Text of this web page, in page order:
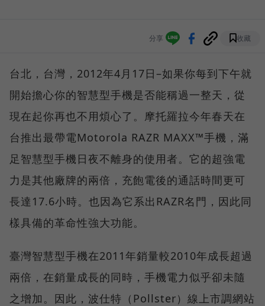
分享 收藏
台北，台灣，2012年4月17日–如果你每到下午就
開始擔心你的智慧型手機是否能稱過一整天，從
現在起你再也不用煩心了。摩托羅拉今年春天在
台推出最帶電Motorola RAZR MAXX™手機，滿
足智慧型手機日夜不離身的使用者。它的超強電
力是其他廠牌的兩倍，充飽電後的通話時間更可
長達17.6小時。也因為它系出RAZR名門，因此同
樣具備的革命性強大功能。
臺灣智慧型手機在2011年銷量較2010年成長超過
兩倍，在銷量成長的同時，手機電力似乎卻未隨
之增加。因此，波仕特（Pollster）線上市調網站